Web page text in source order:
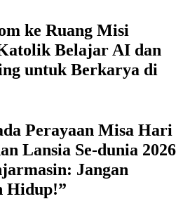
ke Ruang Misi
Belajar AI dan
untuk Berkarya di
Perayaan Misa Hari
Lansia Se-dunia 2026
Jangan
Hidup!”